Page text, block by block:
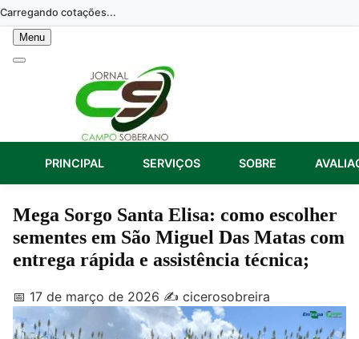
Skip
to
content
Carregando cotações...
Menu
PRINCIPAL SERVIÇOS SOBRE
Mega Sorgo Santa Elisa: como escolher
sementes em São Miguel Das Matas com
entrega rápida e assistência técnica;
📅 17 de março de 2026 ✍️ cicerosobreira